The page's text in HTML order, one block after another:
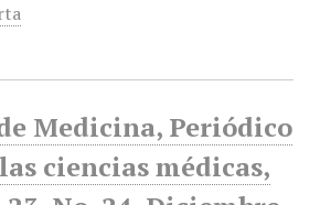
Medicina, Periódico
ciencias médicas,